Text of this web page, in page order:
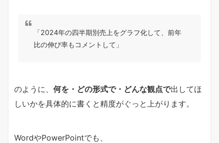
「2024年の四半期別売上をグラフ化して、前年
比の伸び率もコメントして」
のように、 何を・どの形式で・どんな観点で出してほ
しいかを具体的に書くと精度がぐっと上がります。
WordやPowerPointでも、